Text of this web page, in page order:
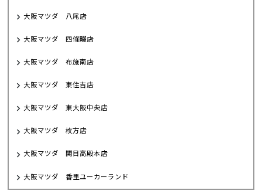
大阪マツダ 八尾店
大阪マツダ 四條畷店
大阪マツダ 布施南店
大阪マツダ 東住吉店
大阪マツダ 東大阪中央店
大阪マツダ 枚方店
大阪マツダ 関目高殿本店
大阪マツダ 香里ユーカーランド